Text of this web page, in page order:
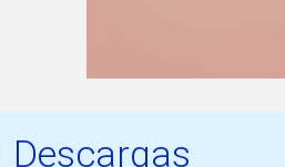
Descargas